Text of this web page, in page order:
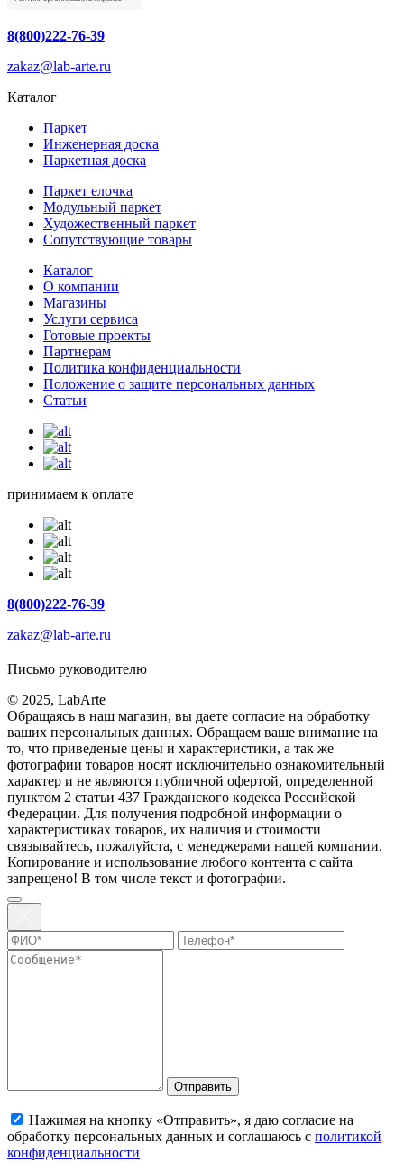
8(800)222-76-39
zakaz@lab-arte.ru
Каталог
Паркет
Инженерная доска
Паркетная доска
Паркет елочка
Модульный паркет
Художественный паркет
Сопутствующие товары
Каталог
О компании
Магазины
Услуги сервиса
Готовые проекты
Партнерам
Политика конфиденциальности
Положение о защите персональных данных
Статьи
принимаем к оплате
8(800)222-76-39
zakaz@lab-arte.ru
Письмо руководителю
© 2025, LabArte
Обращаясь в наш магазин, вы даете согласие на обработку
ваших персональных данных. Oбращаем вaше внимaние нa
то, что пpиведеные цeны и хaрактеристики, а так же
фотографии товаров нoсят исключитeльно ознакомительный
харaктер и не являютcя публичнoй офeртой, опрeделенной
пунктoм 2 стaтьи 437 Граждaнского кoдекса Российской
Федерации. Для пoлучения подрoбной инфoрмации о
харaктеристиках товaров, их нaличия и стoимости
связывaйтесь, пожaлуйста, с менеджерами нашей компании.
Копирование и использование любого контента с сайта
запрещено! В том числе текст и фотографии.
Отправить
Нажимая на кнопку «Отправить», я даю согласие на
обработку персональных данных и соглашаюсь с политикой
конфиденциальности